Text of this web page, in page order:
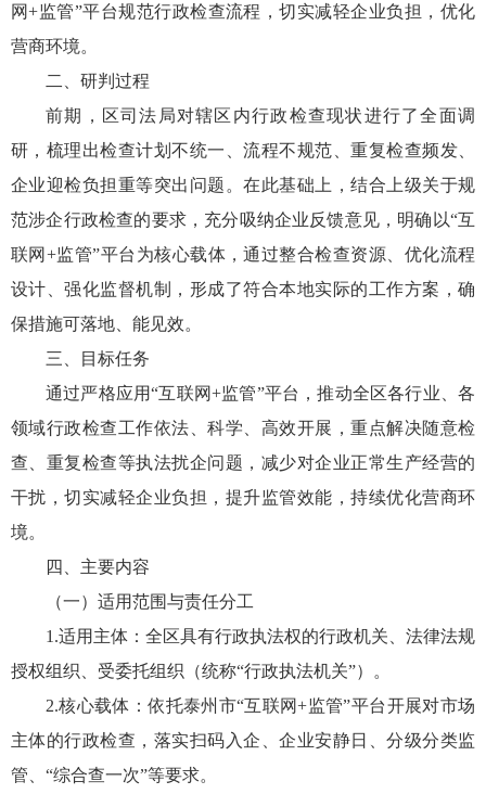
网+监管”平台规范行政检查流程，切实减轻企业负担，优化
营商环境。
二、研判过程
前期，区司法局对辖区内行政检查现状进行了全面调
研，梳理出检查计划不统一、流程不规范、重复检查频发、
企业迎检负担重等突出问题。在此基础上，结合上级关于规
范涉企行政检查的要求，充分吸纳企业反馈意见，明确以“互
联网+监管”平台为核心载体，通过整合检查资源、优化流程
设计、强化监督机制，形成了符合本地实际的工作方案，确
保措施可落地、能见效。
三、目标任务
通过严格应用“互联网+监管”平台，推动全区各行业、各
领域行政检查工作依法、科学、高效开展，重点解决随意检
查、重复检查等执法扰企问题，减少对企业正常生产经营的
干扰，切实减轻企业负担，提升监管效能，持续优化营商环
境。
四、主要内容
（一）适用范围与责任分工
1.适用主体：全区具有行政执法权的行政机关、法律法规
授权组织、受委托组织（统称“行政执法机关”）。
2.核心载体：依托泰州市“互联网+监管”平台开展对市场
主体的行政检查，落实扫码入企、企业安静日、分级分类监
管、“综合查一次”等要求。